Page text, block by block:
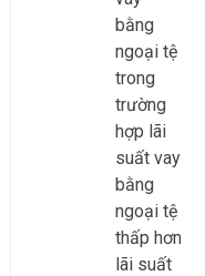
bằng
ngoại tệ
trong
trường
hợp lãi
suất vay
bằng
ngoại tệ
thấp hơn
lãi suất